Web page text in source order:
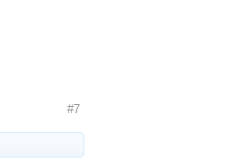
#7